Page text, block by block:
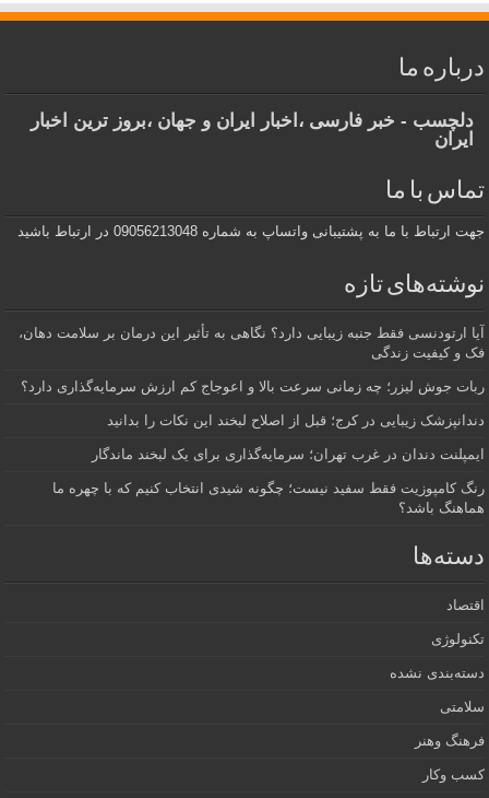
درباره ما
دلچسب - خبر فارسی ،اخبار ایران و جهان ،بروز ترین اخبار
ایران
تماس با ما
جهت ارتباط با ما به پشتیبانی واتساپ به شماره 09056213048 در ارتباط باشید
نوشته‌های تازه
آیا ارتودنسی فقط جنبه زیبایی دارد؟ نگاهی به تأثیر این درمان بر سلامت دهان،
فک و کیفیت زندگی
ربات جوش لیزر؛ چه زمانی سرعت بالا و اعوجاج کم ارزش سرمایه‌گذاری دارد؟
دندانپزشک زیبایی در کرج؛ قبل از اصلاح لبخند این نکات را بدانید
ایمپلنت دندان در غرب تهران؛ سرمایه‌گذاری برای یک لبخند ماندگار
رنگ کامپوزیت فقط سفید نیست؛ چگونه شیدی انتخاب کنیم که با چهره ما
هماهنگ باشد؟
دسته‌ها
اقتصاد
تکنولوژی
دسته‌بندی نشده
سلامتی
فرهنگ وهنر
کسب وکار